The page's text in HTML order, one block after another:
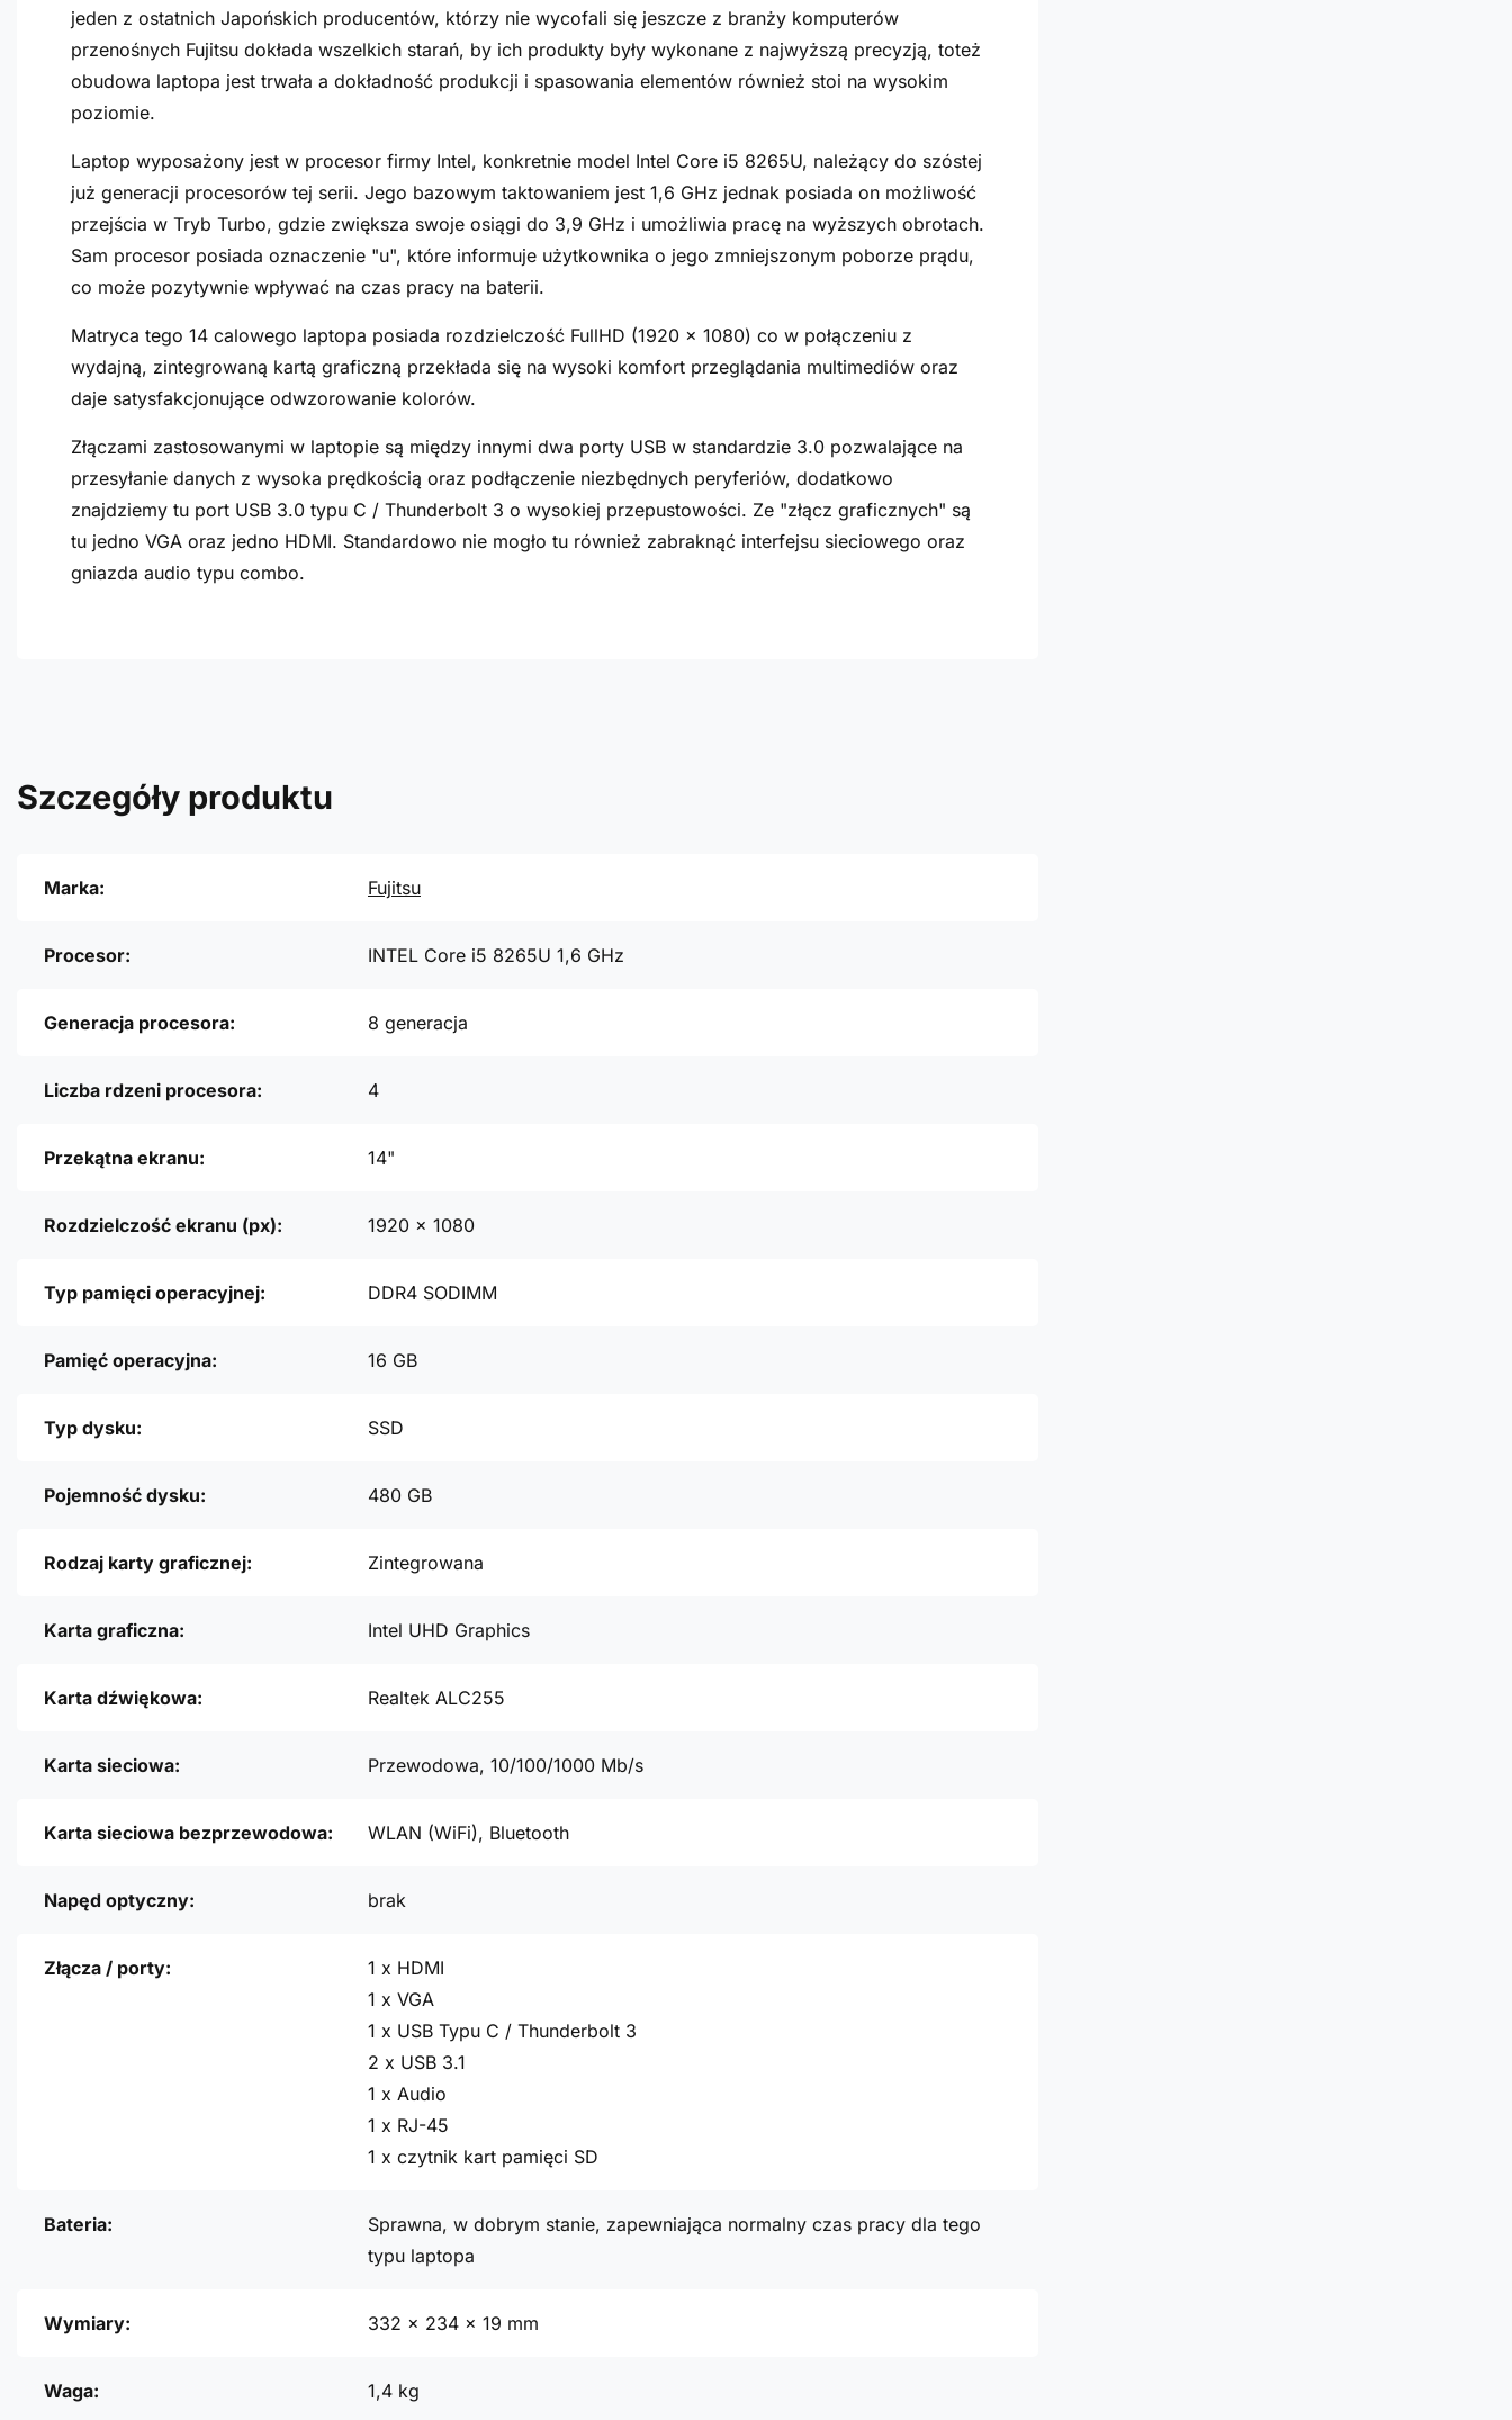
jeden z ostatnich Japońskich producentów, którzy nie wycofali się jeszcze z branży komputerów
przenośnych Fujitsu dokłada wszelkich starań, by ich produkty były wykonane z najwyższą precyzją, toteż
obudowa laptopa jest trwała a dokładność produkcji i spasowania elementów również stoi na wysokim
poziomie.
Laptop wyposażony jest w procesor firmy Intel, konkretnie model Intel Core i5 8265U, należący do szóstej
już generacji procesorów tej serii. Jego bazowym taktowaniem jest 1,6 GHz jednak posiada on możliwość
przejścia w Tryb Turbo, gdzie zwiększa swoje osiągi do 3,9 GHz i umożliwia pracę na wyższych obrotach.
Sam procesor posiada oznaczenie "u", które informuje użytkownika o jego zmniejszonym poborze prądu,
co może pozytywnie wpływać na czas pracy na baterii.
Matryca tego 14 calowego laptopa posiada rozdzielczość FullHD (1920 x 1080) co w połączeniu z
wydajną, zintegrowaną kartą graficzną przekłada się na wysoki komfort przeglądania multimediów oraz
daje satysfakcjonujące odwzorowanie kolorów.
Złączami zastosowanymi w laptopie są między innymi dwa porty USB w standardzie 3.0 pozwalające na
przesyłanie danych z wysoka prędkością oraz podłączenie niezbędnych peryferiów, dodatkowo
znajdziemy tu port USB 3.0 typu C / Thunderbolt 3 o wysokiej przepustowości. Ze "złącz graficznych" są
tu jedno VGA oraz jedno HDMI. Standardowo nie mogło tu również zabraknąć interfejsu sieciowego oraz
gniazda audio typu combo.
Szczegóły produktu
Marka: Fujitsu
Procesor: INTEL Core i5 8265U 1,6 GHz
Generacja procesora: 8 generacja
Liczba rdzeni procesora: 4
Przekątna ekranu: 14"
Rozdzielczość ekranu (px): 1920 x 1080
Typ pamięci operacyjnej: DDR4 SODIMM
Pamięć operacyjna: 16 GB
Typ dysku: SSD
Pojemność dysku: 480 GB
Rodzaj karty graficznej: Zintegrowana
Karta graficzna: Intel UHD Graphics
Karta dźwiękowa: Realtek ALC255
Karta sieciowa: Przewodowa, 10/100/1000 Mb/s
Karta sieciowa bezprzewodowa: WLAN (WiFi), Bluetooth
Napęd optyczny: brak
Złącza / porty:
1 x HDMI
1 x VGA
1 x USB Typu C / Thunderbolt 3
2 x USB 3.1
1 x Audio
1 x RJ-45
1 x czytnik kart pamięci SD
Bateria:
Sprawna, w dobrym stanie, zapewniająca normalny czas pracy dla tego
typu laptopa
Wymiary: 332 x 234 x 19 mm
Waga: 1,4 kg